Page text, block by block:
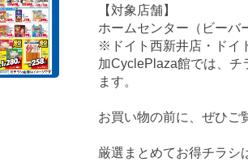
【対象店舗】
ホームセンター（ビーバ
※ドイト西新井店・ドイ
加CyclePlaza館では、チ
ます。
お買い物の前に、ぜひご
厳選まとめてお得チラシ